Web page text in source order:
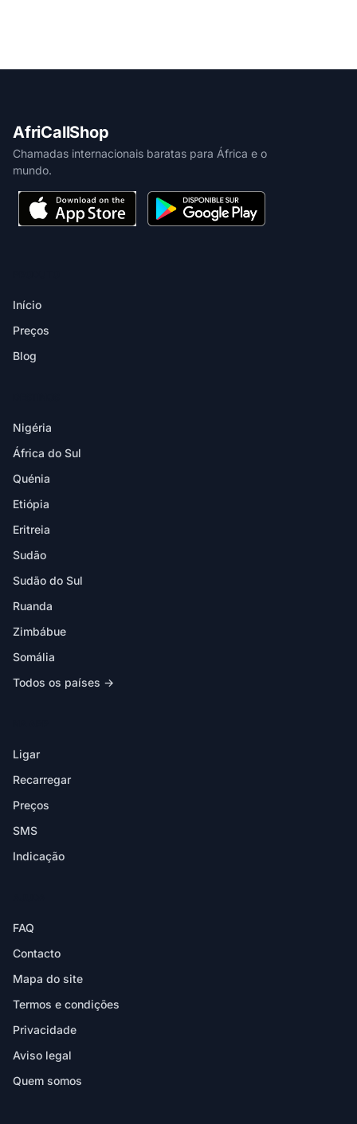
AfriCallShop
Chamadas internacionais baratas para África e o
mundo.
Início
Preços
Blog
Nigéria
África do Sul
Quénia
Etiópia
Eritreia
Sudão
Sudão do Sul
Ruanda
Zimbábue
Somália
Todos os países →
Ligar
Recarregar
Preços
SMS
Indicação
FAQ
Contacto
Mapa do site
Termos e condições
Privacidade
Aviso legal
Quem somos